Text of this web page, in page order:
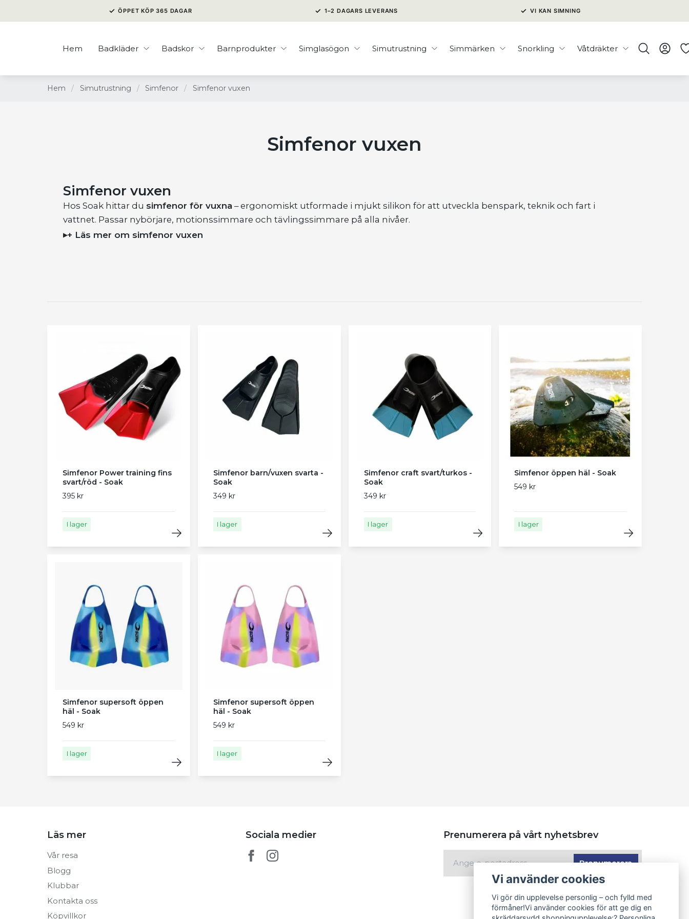
✓ ÖPPET KÖP 365 DAGAR ✓ 1–2 DAGARS LEVERANS ✓ VI KAN SIMNING
Hem Badkläder Badskor Barnprodukter Simglasögon Simutrustning Simmärken Snorkling Våtdräkter
Hem / Simutrustning / Simfenor / Simfenor vuxen
Simfenor vuxen
Simfenor vuxen
Hos Soak hittar du simfenor för vuxna – ergonomiskt utformade i mjukt silikon för att utveckla benspark, teknik och fart i
vattnet. Passar nybörjare, motionssimmare och tävlingssimmare på alla nivåer.
+ Läs mer om simfenor vuxen
Simfenor Power training fins
svart/röd - Soak
395 kr
I lager
Simfenor barn/vuxen svarta -
Soak
349 kr
I lager
Simfenor craft svart/turkos -
Soak
349 kr
I lager
Simfenor öppen häl - Soak
549 kr
I lager
Simfenor supersoft öppen
häl - Soak
549 kr
I lager
Simfenor supersoft öppen
häl - Soak
549 kr
I lager
Läs mer
Vår resa
Blogg
Klubbar
Kontakta oss
Köpvillkor
Sociala medier Prenumerera på vårt nyhetsbrev
Prenumerera
Vi använder cookies
Vi gör din upplevelse personlig – och fylld med
förmåner!Vi använder cookies för att ge dig en